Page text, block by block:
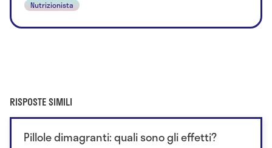
Nutrizionista
RISPOSTE SIMILI
Pillole dimagranti: quali sono gli effetti?